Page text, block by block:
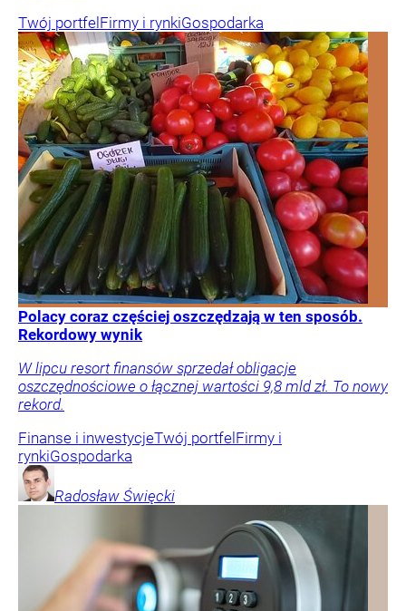
Twój portfel Firmy i rynkiGospodarka
Polacy coraz częściej oszczędzają w ten sposób.
Rekordowy wynik
W lipcu resort finansów sprzedał obligacje
oszczędnościowe o łącznej wartości 9,8 mld zł. To nowy
rekord.
Finanse i inwestycjeTwój portfel Firmy i
rynkiGospodarka
Radosław Święcki